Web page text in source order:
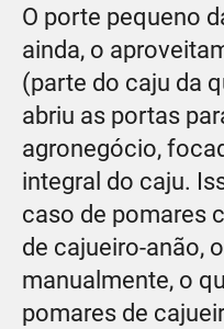
O porte pequeno
ainda, o
(parte do caju da
abriu as portas
agronegócio,
integral do caju.
caso de pomares
de cajueiro-anão,
manualmente, o
pomares de